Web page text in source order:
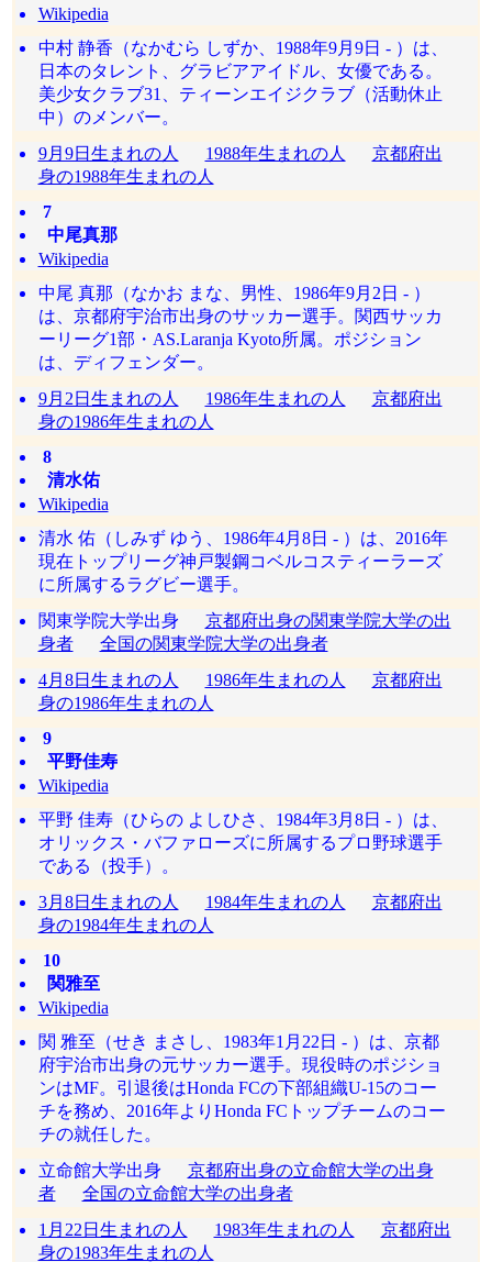
Wikipedia
中村 静香（なかむら しずか、1988年9月9日 - ）は、
日本のタレント、グラビアアイドル、女優である。
美少女クラブ31、ティーンエイジクラブ（活動休止
中）のメンバー。
9月9日生まれの人
1988年生まれの人
京都府出
身の1988年生まれの人
7
中尾真那
Wikipedia
中尾 真那（なかお まな、男性、1986年9月2日 - ）
は、京都府宇治市出身のサッカー選手。関西サッカ
ーリーグ1部・AS.Laranja Kyoto所属。ポジション
は、ディフェンダー。
9月2日生まれの人
1986年生まれの人
京都府出
身の1986年生まれの人
8
清水佑
Wikipedia
清水 佑（しみず ゆう、1986年4月8日 - ）は、2016年
現在トップリーグ神戸製鋼コベルコスティーラーズ
に所属するラグビー選手。
関東学院大学出身 京都府出身の関東学院大学の出
身者
全国の関東学院大学の出身者
4月8日生まれの人
1986年生まれの人
京都府出
身の1986年生まれの人
9
平野佳寿
Wikipedia
平野 佳寿（ひらの よしひさ、1984年3月8日 - ）は、
オリックス・バファローズに所属するプロ野球選手
である（投手）。
3月8日生まれの人
1984年生まれの人
京都府出
身の1984年生まれの人
10
関雅至
Wikipedia
関 雅至（せき まさし、1983年1月22日 - ）は、京都
府宇治市出身の元サッカー選手。現役時のポジショ
ンはMF。引退後はHonda FCの下部組織U-15のコー
チを務め、2016年よりHonda FCトップチームのコー
チの就任した。
立命館大学出身 京都府出身の立命館大学の出身
者
全国の立命館大学の出身者
1月22日生まれの人
1983年生まれの人
京都府出
身の1983年生まれの人